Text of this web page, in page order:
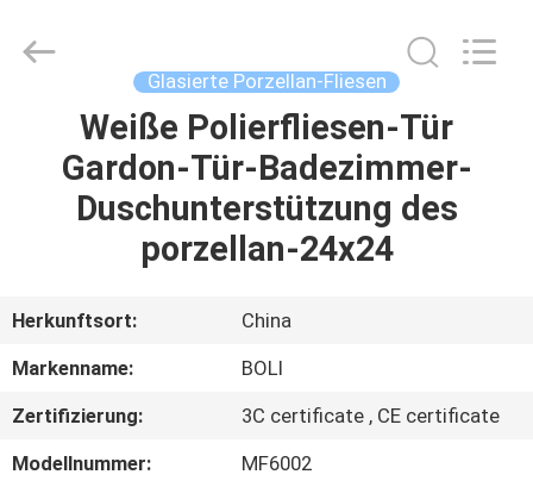
HAUSE
PRODUKTE
VIDEOS
UNS
CERAMICS
CO.,LTD..
Glasierte Porzellan-Fliesen
Weiße Polierfliesen-Tür
Gardon-Tür-Badezimmer-
Duschunterstützung des
porzellan-24x24
Herkunftsort:
China
Markenname:
BOLI
Zertifizierung:
3C certificate , CE certificate
Modellnummer:
MF6002